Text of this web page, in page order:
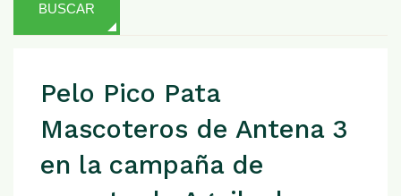
BUSCAR
Pelo Pico Pata
Mascoteros de Antena 3
en la campaña de